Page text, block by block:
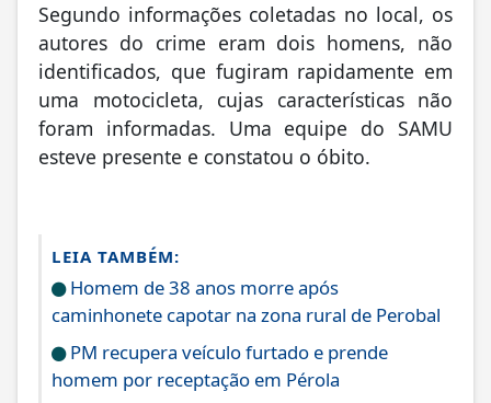
Segundo informações coletadas no local, os
autores do crime eram dois homens, não
identificados, que fugiram rapidamente em
uma motocicleta, cujas características não
foram informadas. Uma equipe do SAMU
esteve presente e constatou o óbito.
LEIA TAMBÉM:
Homem de 38 anos morre após
caminhonete capotar na zona rural de Perobal
PM recupera veículo furtado e prende
homem por receptação em Pérola